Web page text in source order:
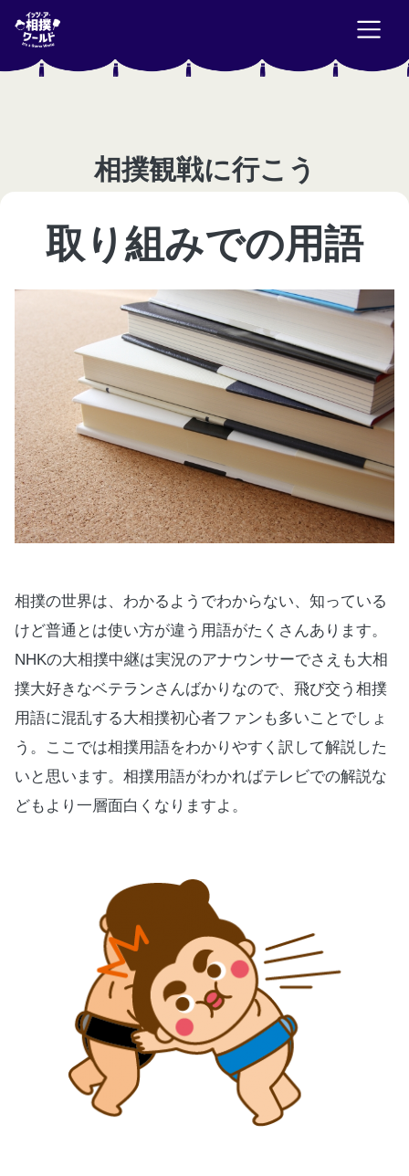
相撲観戦に行こう
取り組みでの用語
相撲の世界は、わかるようでわからない、知っている
けど普通とは使い方が違う用語がたくさんあります。
NHKの大相撲中継は実況のアナウンサーでさえも大相
撲大好きなベテランさんばかりなので、飛び交う相撲
用語に混乱する大相撲初心者ファンも多いことでしょ
う。ここでは相撲用語をわかりやすく訳して解説した
いと思います。相撲用語がわかればテレビでの解説な
どもより一層面白くなりますよ。